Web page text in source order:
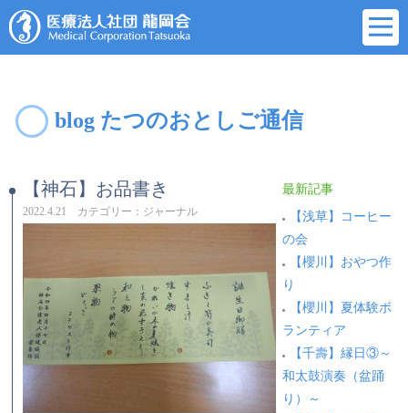
blog たつのおとしご通信
【神石】お品書き
2022.4.21 カテゴリー：ジャーナル
最新記事
【浅草】コーヒー
の会
【櫻川】おやつ作
り
【櫻川】夏体験ボ
ランティア
【千壽】縁日③～
和太鼓演奏（盆踊
り）～